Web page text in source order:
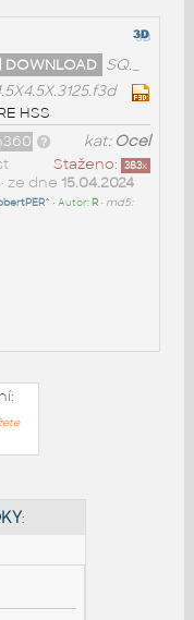
DOWNLOAD SQ._
HSS
kat: Ocel
Staženo: 383x
ze dne 15.04.2024
• Autor: R• md5: